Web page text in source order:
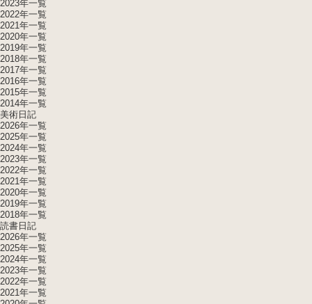
2023年一覧
2022年一覧
2021年一覧
2020年一覧
2019年一覧
2018年一覧
2017年一覧
2016年一覧
2015年一覧
2014年一覧
美術日記
2026年一覧
2025年一覧
2024年一覧
2023年一覧
2022年一覧
2021年一覧
2020年一覧
2019年一覧
2018年一覧
読書日記
2026年一覧
2025年一覧
2024年一覧
2023年一覧
2022年一覧
2021年一覧